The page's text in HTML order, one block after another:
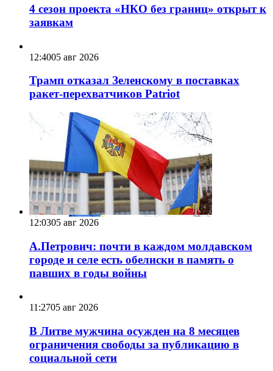
4 сезон проекта «НКО без границ» открыт к
заявкам
12:4005 авг 2026
Трамп отказал Зеленскому в поставках
ракет-перехватчиков Patriot
12:0305 авг 2026
А.Петрович: почти в каждом молдавском
городе и селе есть обелиски в память о
павших в годы войны
11:2705 авг 2026
В Литве мужчина осужден на 8 месяцев
ограничения свободы за публикацию в
социальной сети